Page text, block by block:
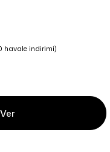
havale indirimi)